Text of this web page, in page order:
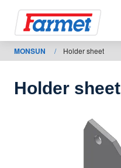
MONSUN / Holder sheet
Holder sheet